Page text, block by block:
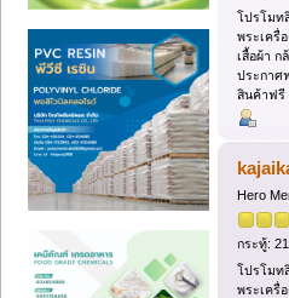
โปรโมท
พระเครื่
เสื้อผ้า ก
ประกาศ
สินค้าฟรี
Hero
กระทู้:
โปรโมท
พระเครื่